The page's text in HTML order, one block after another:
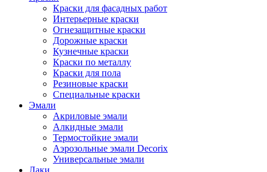
Краски для фасадных работ
Интерьерные краски
Огнезащитные краски
Дорожные краски
Кузнечные краски
Краски по металлу
Краски для пола
Резиновые краски
Специальные краски
Эмали
Акриловые эмали
Алкидные эмали
Термостойкие эмали
Аэрозольные эмали Decorix
Универсальные эмали
Лаки